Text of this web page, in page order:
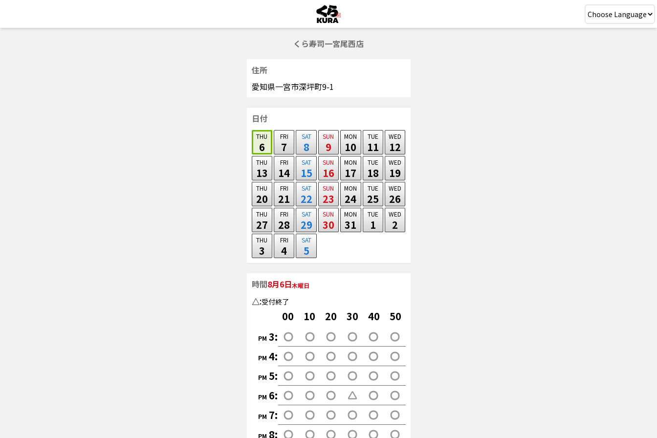
くら寿司一宮尾西店
住所
愛知県一宮市深坪町9-1
日付
THU
6
FRI
7
SAT
8
SUN
9
MON
10
TUE
11
WED
12
THU
13
FRI
14
SAT
15
SUN
16
MON
17
TUE
18
WED
19
THU
20
FRI
21
SAT
22
SUN
23
MON
24
TUE
25
WED
26
THU
27
FRI
28
SAT
29
SUN
30
MON
31
TUE
1
WED
2
THU
3
FRI
4
SAT
5
時間8月6日木曜日
:受付終了
00 10 20 30 40 50
PM 3:
PM 4:
PM 5:
PM 6:
PM 7:
PM 8: